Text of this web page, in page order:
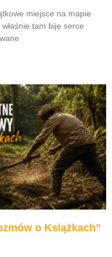
miejsce na mapie
tam bije serce
o Książkach”